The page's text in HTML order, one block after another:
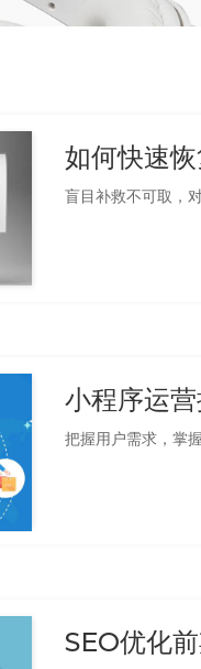
如何快速
盲目补救不可取，
小程序运
把握用户需求，掌
SEO优化